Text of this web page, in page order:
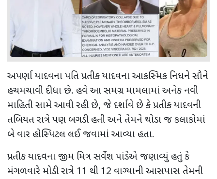
અપર્ણા યાદવના પતિ પ્રતીક યાદવના આકસ્મિક નિધને સૌને
હચમચાવી દીધા છે. હવે આ સમગ્ર મામલામાં અનેક નવી
માહિતી સામે આવી રહી છે, જે દર્શાવે છે કે પ્રતીક યાદવની
તબિયત રાત્રે પણ બગડી હતી અને તેમને થોડા જ કલાકોમાં
બે વાર હોસ્પિટલ લઈ જવામાં આવ્યા હતા.
પ્રતીક યાદવના જીમ મિત્ર સર્વેશ પાંડેએ જણાવ્યું હતું કે
મંગળવારે મોડી રાત્રે 11 થી 12 વાગ્યાની આસપાસ તેમની